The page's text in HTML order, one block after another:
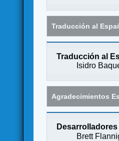
Traducción al
Traducción al
Isidro
Agradecimientos
Brett